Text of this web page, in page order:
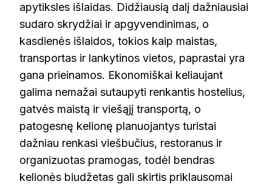
apytiksles išlaidas. Didžiausią dalį dažniausiai
sudaro skrydžiai ir apgyvendinimas, o
kasdienės išlaidos, tokios kaip maistas,
transportas ir lankytinos vietos, paprastai yra
gana prieinamos. Ekonomiškai keliaujant
galima nemažai sutaupyti renkantis hostelius,
gatvės maistą ir viešąjį transportą, o
patogesnę kelionę planuojantys turistai
dažniau renkasi viešbučius, restoranus ir
organizuotas pramogas, todėl bendras
kelionės biudžetas gali skirtis priklausomai